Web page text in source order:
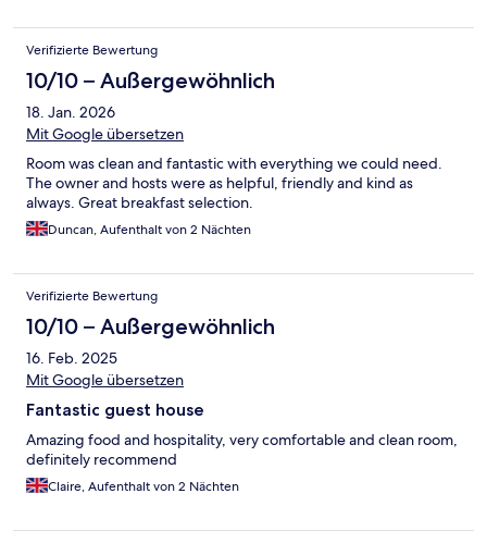
Verifizierte Bewertung
10/10 – Außergewöhnlich
18. Jan. 2026
Mit Google übersetzen
Room was clean and fantastic with everything we could need.
The owner and hosts were as helpful, friendly and kind as
always. Great breakfast selection.
Duncan, Aufenthalt von 2 Nächten
Verifizierte Bewertung
10/10 – Außergewöhnlich
16. Feb. 2025
Mit Google übersetzen
Fantastic guest house
Amazing food and hospitality, very comfortable and clean room,
definitely recommend
Claire, Aufenthalt von 2 Nächten